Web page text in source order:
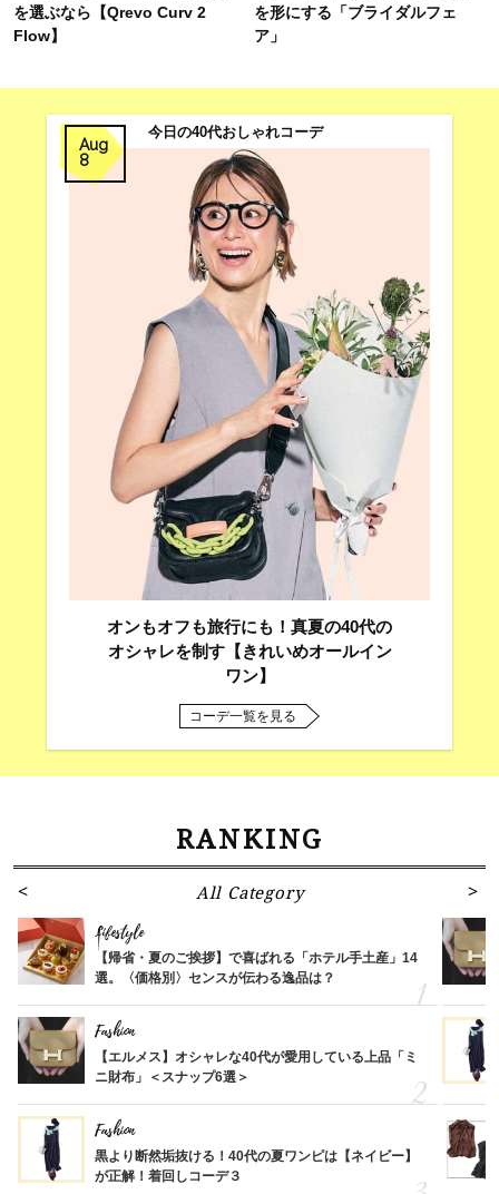
を選ぶなら【Qrevo Curv 2
Flow】
を形にする「ブライダルフェ
ア」
Aug
8
今日の40代おしゃれコーデ
オンもオフも旅行にも！真夏の40代の
オシャレを制す【きれいめオールイン
ワン】
コーデ一覧を見る
RANKING
All Category
Lifestyle
【帰省・夏のご挨拶】で喜ばれる「ホテル手土産」14
選。〈価格別〉センスが伝わる逸品は？
Fashion
【エルメス】オシャレな40代が愛用している上品「ミ
ニ財布」＜スナップ6選＞
Fashion
黒より断然垢抜ける！40代の夏ワンピは【ネイビー】
が正解！着回しコーデ３